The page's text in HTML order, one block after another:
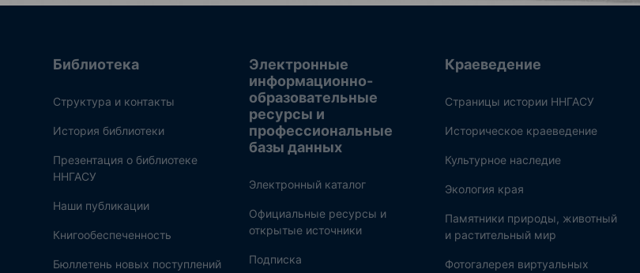
Библиотека
Структура и контакты
История библиотеки
Презентация о библиотеке
ННГАСУ
Наши публикации
Книгообеспеченность
Бюллетень новых поступлений
Электронные
информационно-
образовательные
ресурсы и
профессиональные
базы данных
Электронный каталог
Официальные ресурсы и
открытые источники
Подписка
Краеведение
Страницы истории ННГАСУ
Историческое краеведение
Культурное наследие
Экология края
Памятники природы, животный
и растительный мир
Фотогалерея виртуальных